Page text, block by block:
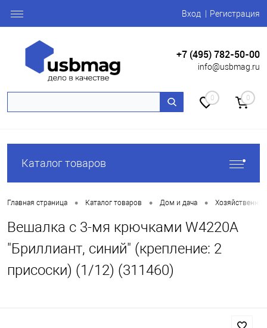
Вход Регистрация
+7 (495) 782-50-00
info@usbmag.ru
0 0
Каталог товаров
Главная страница • Каталог товаров • Дом и дача •
Вешалка с 3-мя крючками W4220А
"Бриллиант, синий" (крепление: 2
присоски) (1/12) (311460)